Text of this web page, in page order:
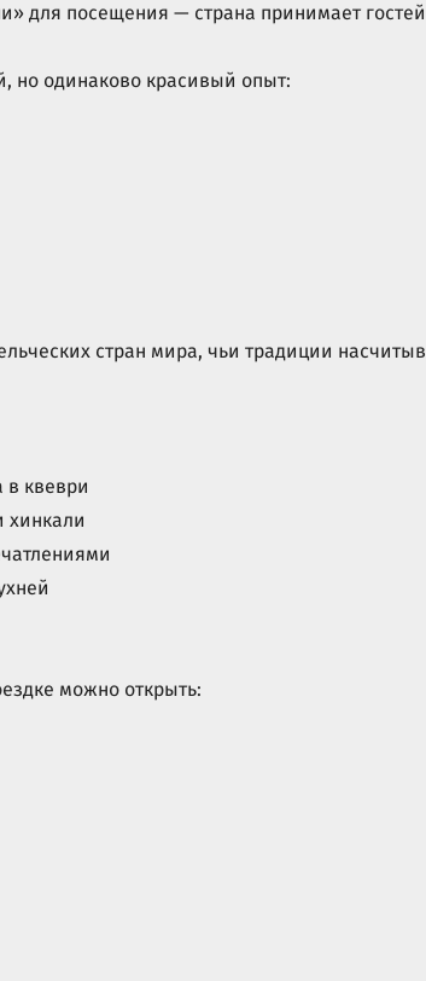
для посещения — страна принимает
но одинаково красивый опыт:
стран мира, чьи традиции
квеври
хинкали
можно открыть: